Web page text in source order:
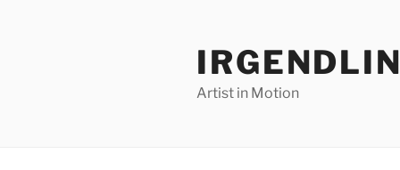
Artist in Motion